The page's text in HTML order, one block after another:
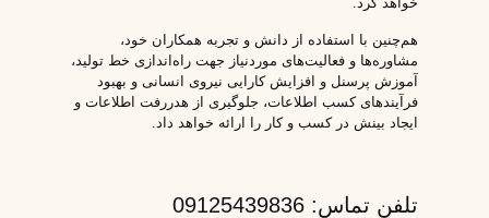
هم‌چنین با استفاده از دانش و تجربه همکاران خود،
مشاوره‌ها و فعالیت‌های موردنیاز جهت راه‌اندازی خط تولید،
آموزش پرسنل و افزایش کارایی نیروی انسانی و بهبود
فرآیندهای کسب اطلاعات، جلوگیری از هدررفت اطلاعات و
ایجاد بینش در کسب و کار را ارائه خواهد داد.
تلفن تماس: 09125439836